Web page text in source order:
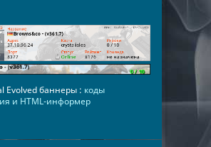
Evolved баннеры : коды
и HTML-информер